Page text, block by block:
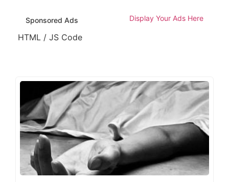
Sponsored Ads Display Your Ads Here
HTML / JS Code